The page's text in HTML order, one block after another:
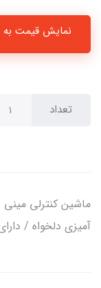
نمایش قیمت به
تعداد
ماشین کنترلی
آمیزی دلخواه /